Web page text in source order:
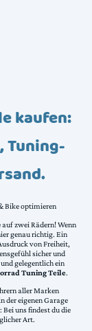
kaufen:
Tuning-
Bike optimieren
zwei Rädern! Wenn
genau richtig. Ein
von Freiheit,
sicher und
gelegentlich ein
Tuning Teile.
aller Marken
der eigenen Garage
uns findest du die
Art.